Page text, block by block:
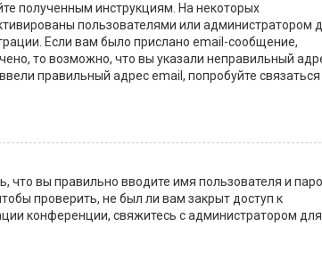
полученным инструкциям. На некоторых
пользователями или администратором
Если вам было прислано email-сообщение,
то возможно, что вы указали неправильный
правильный адрес email, попробуйте связаться
что вы правильно вводите имя пользователя и
проверить, не был ли вам закрыт доступ к
конференции, свяжитесь с администратором для